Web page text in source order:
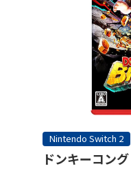
Nintendo Switch 2
ドンキーコン